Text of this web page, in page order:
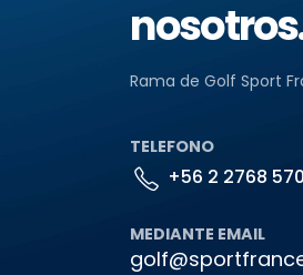
Rama de Golf Sport
TELEFONO
+56 2 2768
MEDIANTE EMAIL